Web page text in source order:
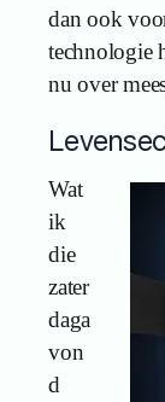
dan ook
technologie
nu over
Wat
ik
die
zater
daga
von
d